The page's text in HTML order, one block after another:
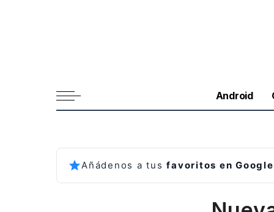
Android
Añádenos a tusfavoritos en Google